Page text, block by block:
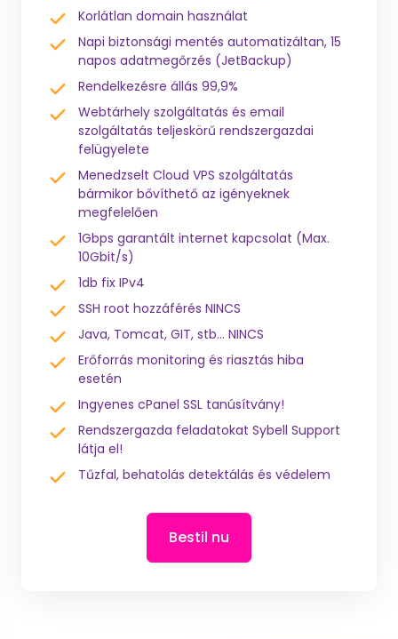
Korlátlan domain használat
Napi biztonsági mentés automatizáltan, 15
napos adatmegőrzés (JetBackup)
Rendelkezésre állás 99,9%
Webtárhely szolgáltatás és email
szolgáltatás teljeskörű rendszergazdai
felügyelete
Menedzselt Cloud VPS szolgáltatás
bármikor bővíthető az igényeknek
megfelelően
1Gbps garantált internet kapcsolat (Max.
10Gbit/s)
1db fix IPv4
SSH root hozzáférés NINCS
Java, Tomcat, GIT, stb... NINCS
Erőforrás monitoring és riasztás hiba
esetén
Ingyenes cPanel SSL tanúsítvány!
Rendszergazda feladatokat Sybell Support
látja el!
Tűzfal, behatolás detektálás és védelem
Bestil nu